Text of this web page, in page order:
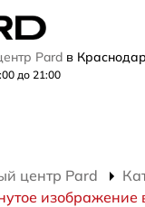
Pard в
до 21:00
центр Pard
изображение